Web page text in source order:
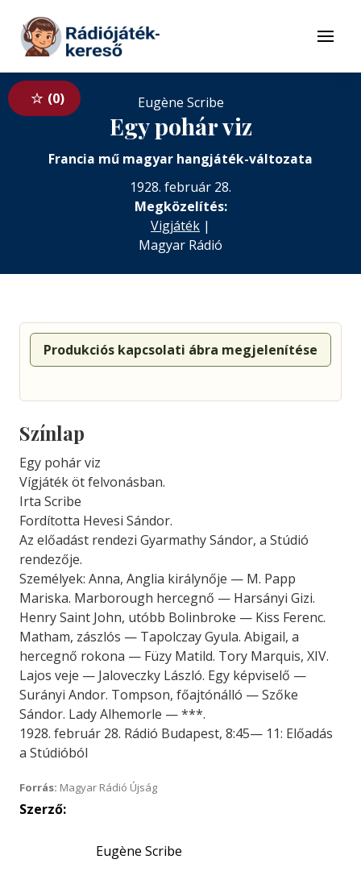
Tovább a tartalomhoz
Menü
0 Eugène Scribe
Egy pohár viz
Francia mű magyar hangjáték-változata
1928. február 28.
Megközelítés:
Vigjáték |
Magyar Rádió
Produkciós kapcsolati ábra megjelenítése
Színlap
Egy pohár viz
Vígjáték öt felvonásban.
Irta Scribe
Fordította Hevesi Sándor.
Az előadást rendezi Gyarmathy Sándor, a Stúdió
rendezője.
Személyek: Anna, Anglia királynője — M. Papp
Mariska. Marborough hercegnő — Harsányi Gizi.
Henry Saint John, utóbb Bolinbroke — Kiss Ferenc.
Matham, zászlós — Tapolczay Gyula. Abigail, a
hercegnő rokona — Füzy Matild. Tory Marquis, XIV.
Lajos veje — Jaloveczky László. Egy képviselő —
Surányi Andor. Tompson, főajtónálló — Szőke
Sándor. Lady Alhemorle — ***.
1928. február 28. Rádió Budapest, 8:45— 11: Előadás
a Stúdióból
Forrás: Magyar Rádió Újság
Szerző:
Eugène Scribe